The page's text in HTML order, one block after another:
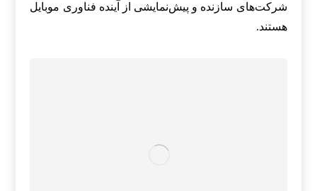
شرکت‌های سازنده و پیش‌نمایشی از آینده فناوری موبایل
هستند.